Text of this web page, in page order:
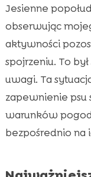
 Psy
 Zabawy
 Zabawki,
 Znaczenie

Szkolenie
Jakie
 Sposoby na
Jesienne
obserwując
aktywności
spojrzeniu. To
uwagi. Ta
zapewnienie psu
warunków
bezpośrednio na